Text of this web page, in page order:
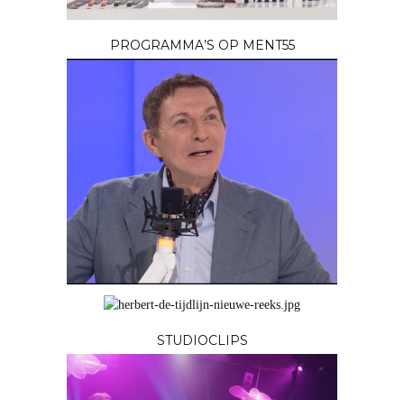
PROGRAMMA’S OP MENT55
STUDIOCLIPS